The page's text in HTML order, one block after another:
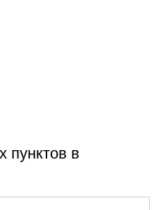
пунктов в